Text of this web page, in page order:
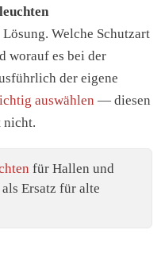
Welche Schutzart
worauf es bei der
der eigene
auswählen — diesen
nicht.
für Hallen und
als Ersatz für alte